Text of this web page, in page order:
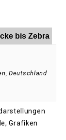
bis Zebra
, Deutschland
Grafiken